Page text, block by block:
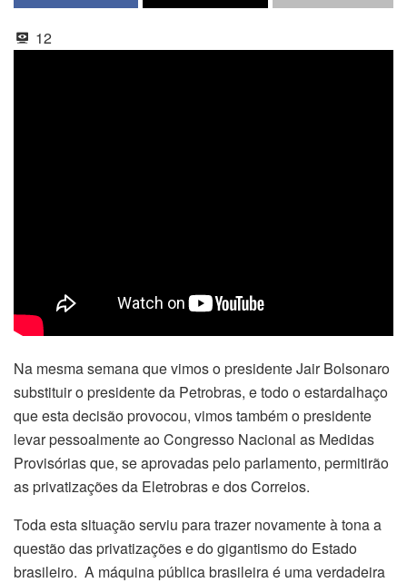
12
Na mesma semana que vimos o presidente Jair Bolsonaro
substituir o presidente da Petrobras, e todo o estardalhaço
que esta decisão provocou, vimos também o presidente
levar pessoalmente ao Congresso Nacional as Medidas
Provisórias que, se aprovadas pelo parlamento, permitirão
as privatizações da Eletrobras e dos Correios.
Toda esta situação serviu para trazer novamente à tona a
questão das privatizações e do gigantismo do Estado
brasileiro. A máquina pública brasileira é uma verdadeira